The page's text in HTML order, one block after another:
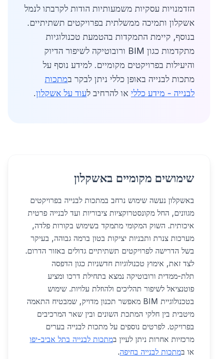
הזדמנויות עסקיות משמעותיות הודות לקרבתו לנמל
אשקלון ותמיכה ממשלתית בפרויקטים תשתיתיים.
בנוסף, קיימת התמקדות בהטמעת טכנולוגיות
מתקדמות כגון BIM ורובוטיקה לשיפור הדיוק
והיעילות בפרויקטים מקומיים. למידע נוסף על
מתכות לבנייה באופן כללי ניתן לבקר במתכות
לבנייה - מידע כללי או להרחיב לעוד על אשקלון.
שימושים מקומיים באשקלון
באשקלון נעשה שימוש נרחב במתכות לבנייה בפרויקטים
מגוונים, החל מקונסטרוקציות ציבוריות ועד לבנייה פרטית
איכותית. השוק המקומי מתמקד בשימוש בקורות פלדה,
מערכות צנרת ותבניות יציקות בטון ברמה גבוהה, בעיקר
בשל הדרישה לפרויקטים תשתיתיים גדולים באזור הדרום.
לצד זאת, אימוץ טכנולוגיות חדשניות כגון הדפסה
תלת-ממדית ורובוטיקה נמצא בתחילת דרכו ומציע
פוטנציאל לשיפור תהליכים ולהוזלת עלויות. שימוש
בטכנולוגיית BIM מאפשר תכנון מדויק, שמבטיח התאמה
מיטבית בין חלקי המתכת השונים ובין שאר המרכיבים
בפרויקט. לפרטים נוספים על מתכות לבנייה בערים
מרכזיות אחרות ניתן לעיין במתכות לבנייה בתל אביב-יפו
או במתכות לבנייה בחיפה.